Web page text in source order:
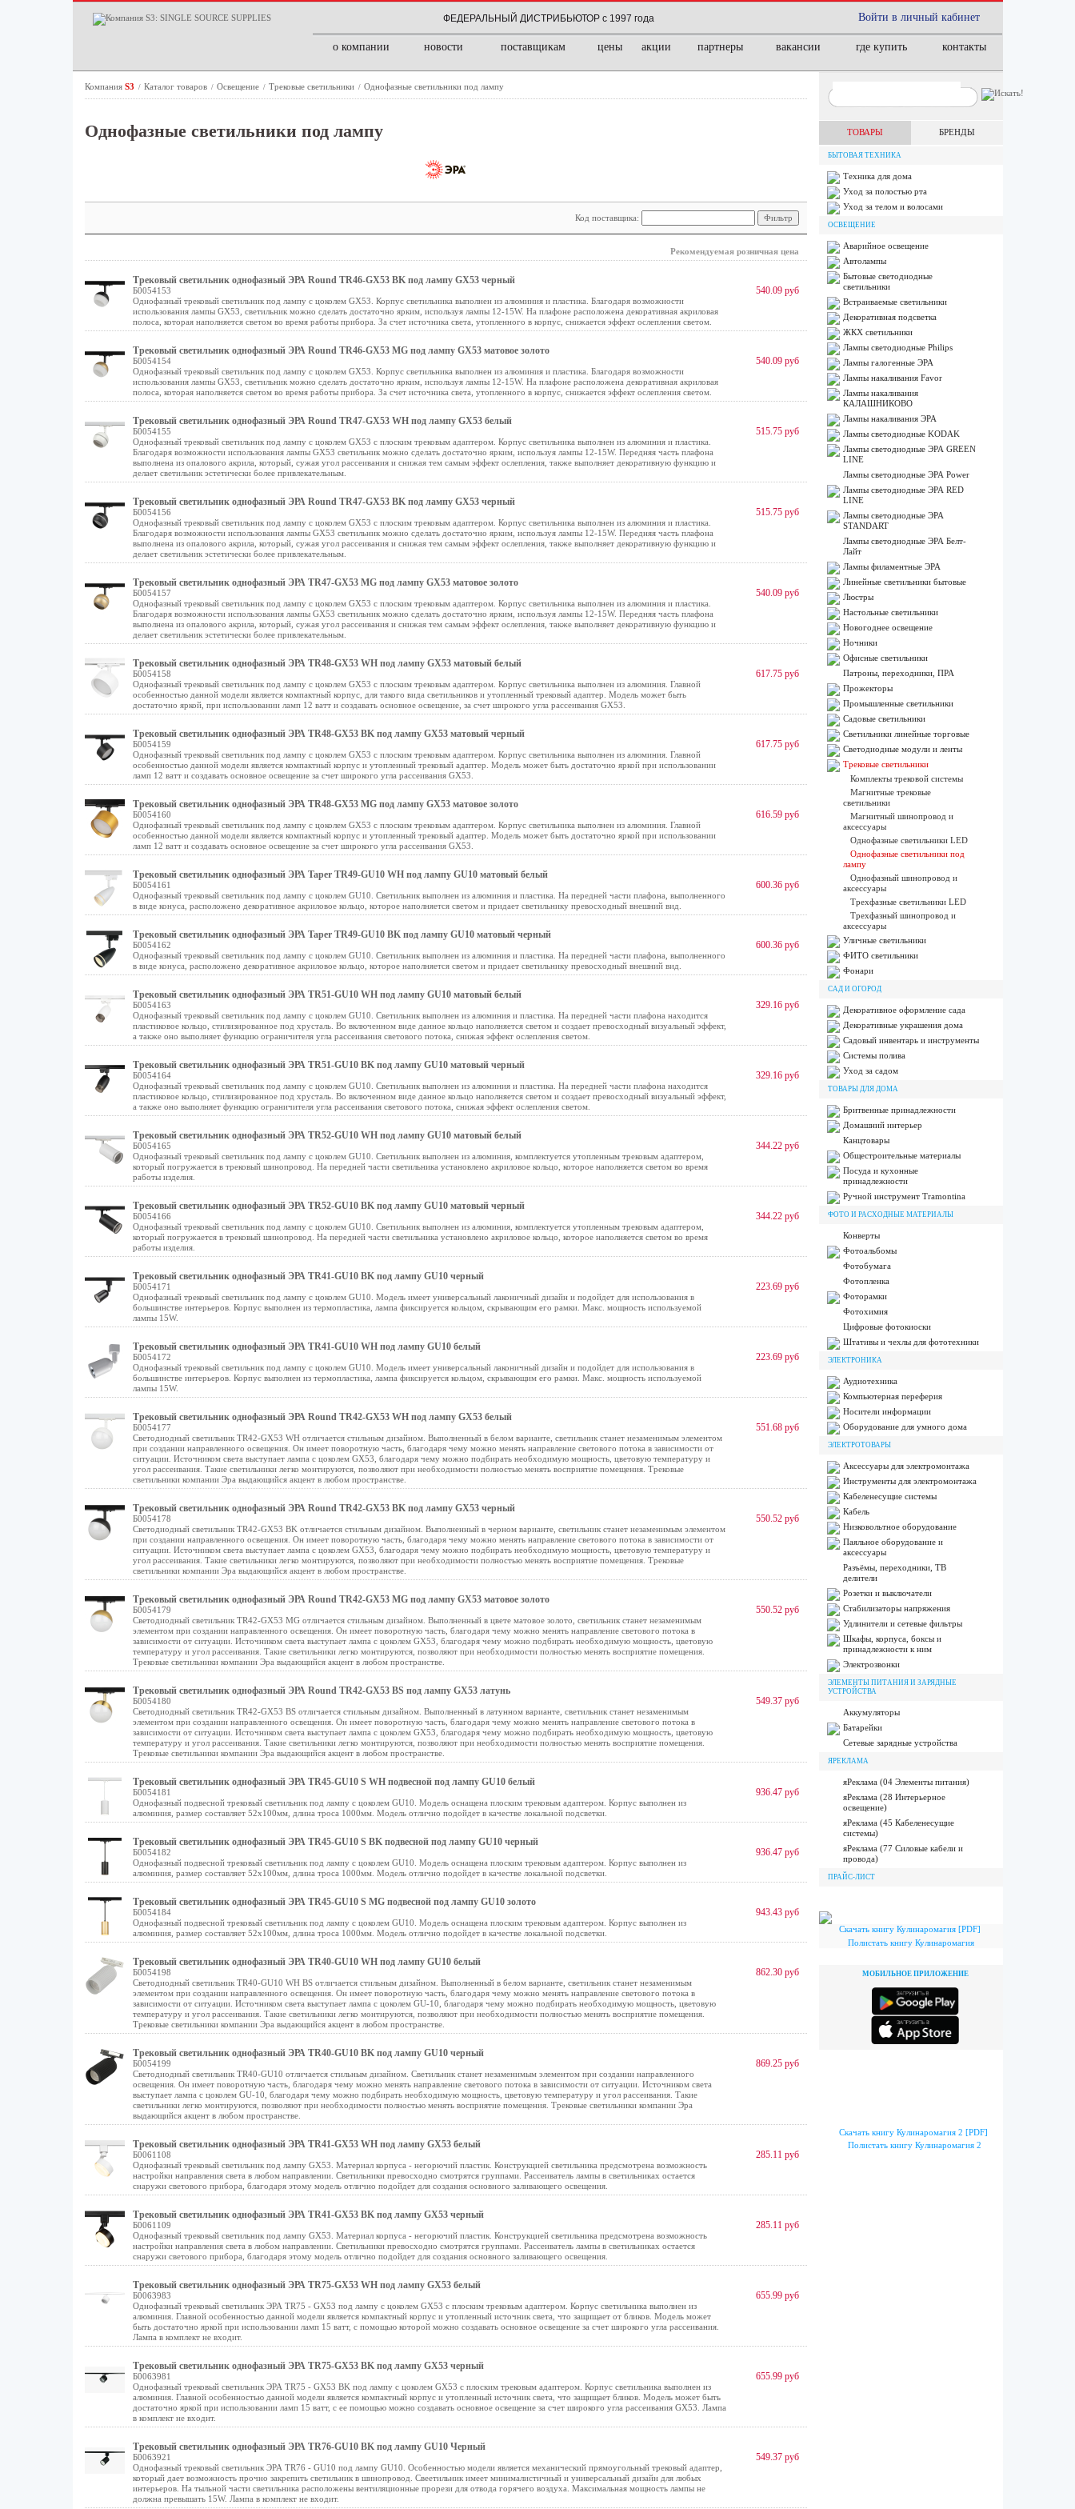
Войти в личный кабинет
ФЕДЕРАЛЬНЫЙ ДИСТРИБЬЮТОР с 1997 года
о компании новости поставщикам цены акции партнеры вакансии где купить контакты
Компания S3 / Каталог товаров / Освещение / Трековые светильники / Однофазные светильники под лампу
Однофазные светильники под лампу
Код поставщика:
Рекомендуемая розничная цена
Трековый светильник однофазный ЭРА Round TR46-GX53 BK под лампу GX53 черный
Б0054153
Однофазный трековый светильник под лампу с цоколем GX53. Корпус светильника выполнен из алюминия и пластика. Благодаря возможности
использования лампы GX53, светильник можно сделать достаточно ярким, используя лампы 12-15W. На плафоне расположена декоративная акриловая
полоса, которая наполняется светом во время работы прибора. За счет источника света, утопленного в корпус, снижается эффект ослепления светом.
540.09 руб
Трековый светильник однофазный ЭРА Round TR46-GX53 MG под лампу GX53 матовое золото
Б0054154
Однофазный трековый светильник под лампу с цоколем GX53. Корпус светильника выполнен из алюминия и пластика. Благодаря возможности
использования лампы GX53, светильник можно сделать достаточно ярким, используя лампы 12-15W. На плафоне расположена декоративная акриловая
полоса, которая наполняется светом во время работы прибора. За счет источника света, утопленного в корпус, снижается эффект ослепления светом.
540.09 руб
Трековый светильник однофазный ЭРА Round TR47-GX53 WH под лампу GX53 белый
Б0054155
Однофазный трековый светильник под лампу с цоколем GX53 с плоским трековым адаптером. Корпус светильника выполнен из алюминия и пластика.
Благодаря возможности использования лампы GX53 светильник можно сделать достаточно ярким, используя лампы 12-15W. Передняя часть плафона
выполнена из опалового акрила, который, сужая угол рассеивания и снижая тем самым эффект ослепления, также выполняет декоративную функцию и
делает светильник эстетически более привлекательным.
515.75 руб
Трековый светильник однофазный ЭРА Round TR47-GX53 BK под лампу GX53 черный
Б0054156
Однофазный трековый светильник под лампу с цоколем GX53 с плоским трековым адаптером. Корпус светильника выполнен из алюминия и пластика.
Благодаря возможности использования лампы GX53 светильник можно сделать достаточно ярким, используя лампы 12-15W. Передняя часть плафона
выполнена из опалового акрила, который, сужая угол рассеивания и снижая тем самым эффект ослепления, также выполняет декоративную функцию и
делает светильник эстетически более привлекательным.
515.75 руб
Трековый светильник однофазный ЭРА TR47-GX53 MG под лампу GX53 матовое золото
Б0054157
Однофазный трековый светильник под лампу с цоколем GX53 с плоским трековым адаптером. Корпус светильника выполнен из алюминия и пластика.
Благодаря возможности использования лампы GX53 светильник можно сделать достаточно ярким, используя лампы 12-15W. Передняя часть плафона
выполнена из опалового акрила, который, сужая угол рассеивания и снижая тем самым эффект ослепления, также выполняет декоративную функцию и
делает светильник эстетически более привлекательным.
540.09 руб
Трековый светильник однофазный ЭРА TR48-GX53 WH под лампу GX53 матовый белый
Б0054158
Однофазный трековый светильник под лампу с цоколем GX53 с плоским трековым адаптером. Корпус светильника выполнен из алюминия. Главной
особенностью данной модели является компактный корпус, для такого вида светильников и утопленный трековый адаптер. Модель может быть
достаточно яркой, при использовании ламп 12 ватт и создавать основное освещение, за счет широкого угла рассеивания GX53.
617.75 руб
Трековый светильник однофазный ЭРА TR48-GX53 BK под лампу GX53 матовый черный
Б0054159
Однофазный трековый светильник под лампу с цоколем GX53 с плоским трековым адаптером. Корпус светильника выполнен из алюминия. Главной
особенностью данной модели является компактный корпус и утопленный трековый адаптер. Модель может быть достаточно яркой при использовании
ламп 12 ватт и создавать основное освещение за счет широкого угла рассеивания GX53.
617.75 руб
Трековый светильник однофазный ЭРА TR48-GX53 MG под лампу GX53 матовое золото
Б0054160
Однофазный трековый светильник под лампу с цоколем GX53 с плоским трековым адаптером. Корпус светильника выполнен из алюминия. Главной
особенностью данной модели является компактный корпус и утопленный трековый адаптер. Модель может быть достаточно яркой при использовании
ламп 12 ватт и создавать основное освещение за счет широкого угла рассеивания GX53.
616.59 руб
Трековый светильник однофазный ЭРА Taper TR49-GU10 WH под лампу GU10 матовый белый
Б0054161
Однофазный трековый светильник под лампу с цоколем GU10. Светильник выполнен из алюминия и пластика. На передней части плафона, выполненного
в виде конуса, расположено декоративное акриловое кольцо, которое наполняется светом и придает светильнику превосходный внешний вид.
600.36 руб
Трековый светильник однофазный ЭРА Taper TR49-GU10 BK под лампу GU10 матовый черный
Б0054162
Однофазный трековый светильник под лампу с цоколем GU10. Светильник выполнен из алюминия и пластика. На передней части плафона, выполненного
в виде конуса, расположено декоративное акриловое кольцо, которое наполняется светом и придает светильнику превосходный внешний вид.
600.36 руб
Трековый светильник однофазный ЭРА TR51-GU10 WH под лампу GU10 матовый белый
Б0054163
Однофазный трековый светильник под лампу с цоколем GU10. Светильник выполнен из алюминия и пластика. На передней части плафона находится
пластиковое кольцо, стилизированное под хрусталь. Во включенном виде данное кольцо наполняется светом и создает превосходный визуальный эффект,
а также оно выполняет функцию ограничителя угла рассеивания светового потока, снижая эффект ослепления светом.
329.16 руб
Трековый светильник однофазный ЭРА TR51-GU10 BK под лампу GU10 матовый черный
Б0054164
Однофазный трековый светильник под лампу с цоколем GU10. Светильник выполнен из алюминия и пластика. На передней части плафона находится
пластиковое кольцо, стилизированное под хрусталь. Во включенном виде данное кольцо наполняется светом и создает превосходный визуальный эффект,
а также оно выполняет функцию ограничителя угла рассеивания светового потока, снижая эффект ослепления светом.
329.16 руб
Трековый светильник однофазный ЭРА TR52-GU10 WH под лампу GU10 матовый белый
Б0054165
Однофазный трековый светильник под лампу с цоколем GU10. Светильник выполнен из алюминия, комплектуется утопленным трековым адаптером,
который погружается в трековый шинопровод. На передней части светильника установлено акриловое кольцо, которое наполняется светом во время
работы изделия.
344.22 руб
Трековый светильник однофазный ЭРА TR52-GU10 BK под лампу GU10 матовый черный
Б0054166
Однофазный трековый светильник под лампу с цоколем GU10. Светильник выполнен из алюминия, комплектуется утопленным трековым адаптером,
который погружается в трековый шинопровод. На передней части светильника установлено акриловое кольцо, которое наполняется светом во время
работы изделия.
344.22 руб
Трековый светильник однофазный ЭРА TR41-GU10 BK под лампу GU10 черный
Б0054171
Однофазный трековый светильник под лампу с цоколем GU10. Модель имеет универсальный лаконичный дизайн и подойдет для использования в
большинстве интерьеров. Корпус выполнен из термопластика, лампа фиксируется кольцом, скрывающим его рамки. Макс. мощность используемой
лампы 15W.
223.69 руб
Трековый светильник однофазный ЭРА TR41-GU10 WH под лампу GU10 белый
Б0054172
Однофазный трековый светильник под лампу с цоколем GU10. Модель имеет универсальный лаконичный дизайн и подойдет для использования в
большинстве интерьеров. Корпус выполнен из термопластика, лампа фиксируется кольцом, скрывающим его рамки. Макс. мощность используемой
лампы 15W.
223.69 руб
Трековый светильник однофазный ЭРА Round TR42-GX53 WH под лампу GX53 белый
Б0054177
Светодиодный светильник TR42-GX53 WH отличается стильным дизайном. Выполненный в белом варианте, светильник станет незаменимым элементом
при создании направленного освещения. Он имеет поворотную часть, благодаря чему можно менять направление светового потока в зависимости от
ситуации. Источником света выступает лампа с цоколем GX53, благодаря чему можно подбирать необходимую мощность, цветовую температуру и
угол рассеивания. Такие светильники легко монтируются, позволяют при необходимости полностью менять восприятие помещения. Трековые
светильники компании Эра выдающийся акцент в любом пространстве.
551.68 руб
Трековый светильник однофазный ЭРА Round TR42-GX53 BK под лампу GX53 черный
Б0054178
Светодиодный светильник TR42-GX53 BK отличается стильным дизайном. Выполненный в черном варианте, светильник станет незаменимым элементом
при создании направленного освещения. Он имеет поворотную часть, благодаря чему можно менять направление светового потока в зависимости от
ситуации. Источником света выступает лампа с цоколем GX53, благодаря чему можно подбирать необходимую мощность, цветовую температуру и
угол рассеивания. Такие светильники легко монтируются, позволяют при необходимости полностью менять восприятие помещения. Трековые
светильники компании Эра выдающийся акцент в любом пространстве.
550.52 руб
Трековый светильник однофазный ЭРА Round TR42-GX53 MG под лампу GX53 матовое золото
Б0054179
Светодиодный светильник TR42-GX53 MG отличается стильным дизайном. Выполненный в цвете матовое золото, светильник станет незаменимым
элементом при создании направленного освещения. Он имеет поворотную часть, благодаря чему можно менять направление светового потока в
зависимости от ситуации. Источником света выступает лампа с цоколем GX53, благодаря чему можно подбирать необходимую мощность, цветовую
температуру и угол рассеивания. Такие светильники легко монтируются, позволяют при необходимости полностью менять восприятие помещения.
Трековые светильники компании Эра выдающийся акцент в любом пространстве.
550.52 руб
Трековый светильник однофазный ЭРА Round TR42-GX53 BS под лампу GX53 латунь
Б0054180
Светодиодный светильник TR42-GX53 BS отличается стильным дизайном. Выполненный в латунном варианте, светильник станет незаменимым
элементом при создании направленного освещения. Он имеет поворотную часть, благодаря чему можно менять направление светового потока в
зависимости от ситуации. Источником света выступает лампа с цоколем GX53, благодаря чему можно подбирать необходимую мощность, цветовую
температуру и угол рассеивания. Такие светильники легко монтируются, позволяют при необходимости полностью менять восприятие помещения.
Трековые светильники компании Эра выдающийся акцент в любом пространстве.
549.37 руб
Трековый светильник однофазный ЭРА TR45-GU10 S WH подвесной под лампу GU10 белый
Б0054181
Однофазный подвесной трековый светильник под лампу с цоколем GU10. Модель оснащена плоским трековым адаптером. Корпус выполнен из
алюминия, размер составляет 52х100мм, длина троса 1000мм. Модель отлично подойдет в качестве локальной подсветки.
936.47 руб
Трековый светильник однофазный ЭРА TR45-GU10 S BK подвесной под лампу GU10 черный
Б0054182
Однофазный подвесной трековый светильник под лампу с цоколем GU10. Модель оснащена плоским трековым адаптером. Корпус выполнен из
алюминия, размер составляет 52х100мм, длина троса 1000мм. Модель отлично подойдет в качестве локальной подсветки.
936.47 руб
Трековый светильник однофазный ЭРА TR45-GU10 S MG подвесной под лампу GU10 золото
Б0054184
Однофазный подвесной трековый светильник под лампу с цоколем GU10. Модель оснащена плоским трековым адаптером. Корпус выполнен из
алюминия, размер составляет 52х100мм, длина троса 1000мм. Модель отлично подойдет в качестве локальной подсветки.
943.43 руб
Трековый светильник однофазный ЭРА TR40-GU10 WH под лампу GU10 белый
Б0054198
Светодиодный светильник TR40-GU10 WH BS отличается стильным дизайном. Выполненный в белом варианте, светильник станет незаменимым
элементом при создании направленного освещения. Он имеет поворотную часть, благодаря чему можно менять направление светового потока в
зависимости от ситуации. Источником света выступает лампа с цоколем GU-10, благодаря чему можно подбирать необходимую мощность, цветовую
температуру и угол рассеивания. Такие светильники легко монтируются, позволяют при необходимости полностью менять восприятие помещения.
Трековые светильники компании Эра выдающийся акцент в любом пространстве.
862.30 руб
Трековый светильник однофазный ЭРА TR40-GU10 BK под лампу GU10 черный
Б0054199
Светодиодный светильник TR40-GU10 отличается стильным дизайном. Cветильник станет незаменимым элементом при создании направленного
освещения. Он имеет поворотную часть, благодаря чему можно менять направление светового потока в зависимости от ситуации. Источником света
выступает лампа с цоколем GU-10, благодаря чему можно подбирать необходимую мощность, цветовую температуру и угол рассеивания. Такие
светильники легко монтируются, позволяют при необходимости полностью менять восприятие помещения. Трековые светильники компании Эра
выдающийся акцент в любом пространстве.
869.25 руб
Трековый светильник однофазный ЭРА TR41-GX53 WH под лампу GX53 белый
Б0061108
Однофазный трековый светильник под лампу GX53. Материал корпуса - негорючий пластик. Конструкцией светильника предсмотрена возможность
настройки направления света в любом направлении. Светильники превосходно смотрятся группами. Рассеиватель лампы в светильниках остается
снаружи светового прибора, благодаря этому модель отлично подойдет для создания основного заливающего освещения.
285.11 руб
Трековый светильник однофазный ЭРА TR41-GX53 BK под лампу GX53 черный
Б0061109
Однофазный трековый светильник под лампу GX53. Материал корпуса - негорючий пластик. Конструкцией светильника предсмотрена возможность
настройки направления света в любом направлении. Светильники превосходно смотрятся группами. Рассеиватель лампы в светильниках остается
снаружи светового прибора, благодаря этому модель отлично подойдет для создания основного заливающего освещения.
285.11 руб
Трековый светильник однофазный ЭРА TR75-GX53 WH под лампу GX53 белый
Б0063983
Однофазный трековый светильник ЭРА TR75 - GX53 под лампу с цоколем GX53 с плоским трековым адаптером. Корпус светильника выполнен из
алюминия. Главной особенностью данной модели является компактный корпус и утопленный источник света, что защищает от бликов. Модель может
быть достаточно яркой при использовании ламп 15 ватт, с помощью которой можно создавать основное освещение за счет широкого угла рассеивания.
Лампа в комплект не входит.
655.99 руб
Трековый светильник однофазный ЭРА TR75-GX53 BK под лампу GX53 черный
Б0063981
Однофазный трековый светильник ЭРА TR75 - GX53 BK под лампу с цоколем GX53 с плоским трековым адаптером. Корпус светильника выполнен из
алюминия. Главной особенностью данной модели является компактный корпус и утопленный источник света, что защищает бликов. Модель может быть
достаточно яркой при использовании ламп 15 ватт, с ее помощью можно создавать основное освещение за счет широкого угла рассеивания GX53. Лампа
в комплект не входит.
655.99 руб
Трековый светильник однофазный ЭРА TR76-GU10 BK под лампу GU10 Черный
Б0063921
Однофазный трековый светильник ЭРА TR76 - GU10 под лампу GU10. Особенностью модели является механический прямоугольный трековый адаптер,
который дает возможность прочно закрепить светильник в шинопровод. Свеетильник имеет минималистичный и универсальный дизайн для любых
интерьеров. На тыльной части светильника расположены вентиляционные прорези для отвода горячего воздуха. Максимальная мощность лампы не
должна превышать 15W. Лампа в комплект не входит.
549.37 руб
ТОВАРЫ БРЕНДЫ
БЫТОВАЯ ТЕХНИКА
Техника для дома
Уход за полостью рта
Уход за телом и волосами
ОСВЕЩЕНИЕ
Аварийное освещение
Автолампы
Бытовые светодиодные
светильники
Встраиваемые светильники
Декоративная подсветка
ЖКХ светильники
Лампы cветодиодные Philips
Лампы галогенные ЭРА
Лампы накаливания Favor
Лампы накаливания
КАЛАШНИКОВО
Лампы накаливания ЭРА
Лампы светодиодные KODAK
Лампы светодиодные ЭРА GREEN
LINE
Лампы светодиодные ЭРА Power
Лампы светодиодные ЭРА RED
LINE
Лампы светодиодные ЭРА
STANDART
Лампы светодиодные ЭРА Белт-
Лайт
Лампы филаментные ЭРА
Линейные светильники бытовые
Люстры
Настольные светильники
Новогоднее освещение
Ночники
Офисные светильники
Патроны, переходники, ПРА
Прожекторы
Промышленные светильники
Садовые светильники
Светильники линейные торговые
Светодиодные модули и ленты
Трековые светильники
Комплекты трековой системы
Магнитные трековые
светильники
Магнитный шинопровод и
аксессуары
Однофазные светильники LED
Однофазные светильники под
лампу
Однофазный шинопровод и
аксессуары
Трехфазные светильники LED
Трехфазный шинопровод и
аксессуары
Уличные светильники
ФИТО светильники
Фонари
САД И ОГОРОД
Декоративное оформление сада
Декоративные украшения дома
Садовый инвентарь и инструменты
Системы полива
Уход за садом
ТОВАРЫ ДЛЯ ДОМА
Бритвенные принадлежности
Домашний интерьер
Канцтовары
Общестроительные материалы
Посуда и кухонные
принадлежности
Ручной инструмент Tramontina
ФОТО И РАСХОДНЫЕ МАТЕРИАЛЫ
Конверты
Фотоальбомы
Фотобумага
Фотопленка
Фоторамки
Фотохимия
Цифровые фотокиоски
Штативы и чехлы для фототехники
ЭЛЕКТРОНИКА
Аудиотехника
Компьютерная переферия
Носители информации
Оборудование для умного дома
ЭЛЕКТРОТОВАРЫ
Аксессуары для электромонтажа
Инструменты для электромонтажа
Кабеленесущие системы
Кабель
Низковольтное оборудование
Паяльное оборудование и
аксессуары
Разъёмы, переходники, ТВ
делители
Розетки и выключатели
Стабилизаторы напряжения
Удлинители и сетевые фильтры
Шкафы, корпуса, боксы и
принадлежности к ним
Электрозвонки
ЭЛЕМЕНТЫ ПИТАНИЯ И ЗАРЯДНЫЕ
УСТРОЙСТВА
Аккумуляторы
Батарейки
Сетевые зарядные устройства
ЯРЕКЛАМА
яРеклама (04 Элементы питания)
яРеклама (28 Интерьерное
освещение)
яРеклама (45 Кабеленесущие
системы)
яРеклама (77 Силовые кабели и
провода)
ПРАЙС-ЛИСТ
Скачать книгу Кулинаромагия 2 [PDF]
Полистать книгу Кулинаромагия 2
Скачать книгу Кулинаромагия [PDF]
Полистать книгу Кулинаромагия
МОБИЛЬНОЕ ПРИЛОЖЕНИЕ